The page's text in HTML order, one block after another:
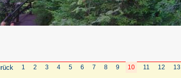
1 2 3 4 5 6 7 8 9 10 11 12 13